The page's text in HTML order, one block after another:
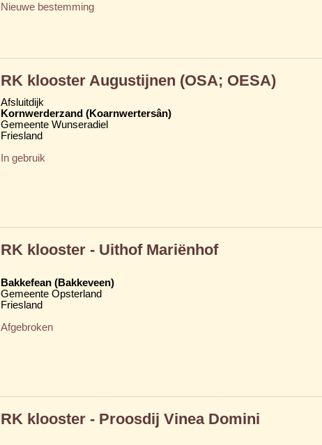
Nieuwe bestemming
RK klooster Augustijnen (OSA; OESA)
Afsluitdijk
Kornwerderzand (Koarnwertersân)
Gemeente Wunseradiel
Friesland
In gebruik
RK klooster - Uithof Mariënhof
Bakkefean (Bakkeveen)
Gemeente Opsterland
Friesland
Afgebroken
RK klooster - Proosdij Vinea Domini